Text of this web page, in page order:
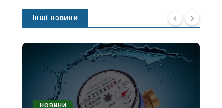
Інші новини
НОВИНИ